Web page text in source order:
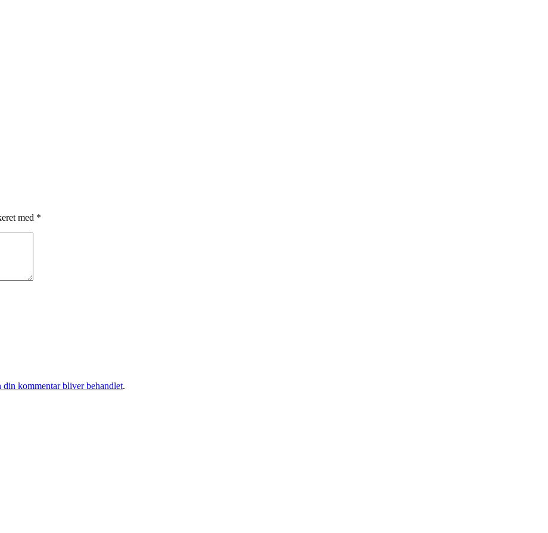
med *
kommentar bliver behandlet.